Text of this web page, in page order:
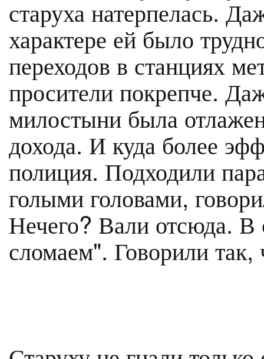
старуха натерпелась.
характере ей было
переходов в станциях
просители покрепче.
милостыни была
дохода. И куда более
полиция. Подходили
голыми головами,
Нечего? Вали отсюда.
сломаем". Говорили так,